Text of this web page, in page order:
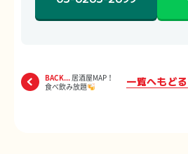
BACK...居酒屋MAP！
食べ飲み放題
一覧へもどる